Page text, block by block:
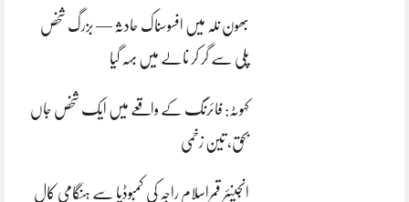
بھون نلہ میں افسوسناک حادثہ — بزرگ شخص
پلی سے گر کر نالے میں بہہ گیا
کہوٹہ: فائرنگ کے واقعے میں ایک شخص جاں
بحق، تین زخمی
انجینئر قمراسلام راجہ کی کمبوڈیا سے ہنگامی کال